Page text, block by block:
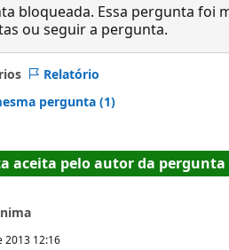
bloqueada. Essa pergunta foi
ou seguir a pergunta.
Relatório
pergunta (1)
aceita pelo autor da pergunta
2013 12:16